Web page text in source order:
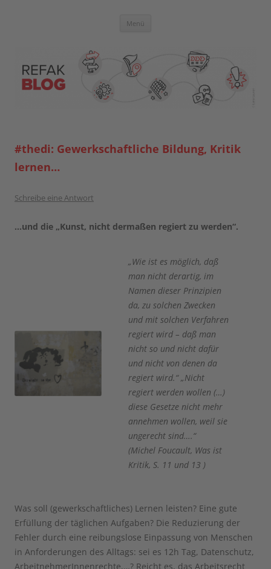
Blog der Referent:innen Akademie
Menü
#thedi: Gewerkschaftliche Bildung, Kritik
lernen…
Schreibe eine Antwort
…und die „Kunst, nicht dermaßen regiert zu werden“.
„Wie ist es möglich, daß
man nicht derartig, im
Namen dieser Prinzipien
da, zu solchen Zwecken
und mit solchen Verfahren
regiert wird – daß man
nicht so und nicht dafür
und nicht von denen da
regiert wird.“ „Nicht
regiert werden wollen (…)
diese Gesetze nicht mehr
annehmen wollen, weil sie
ungerecht sind….“
(Michel Foucault, Was ist
Kritik, S. 11 und 13 )
Was soll (gewerkschaftliches) Lernen leisten? Eine gute
Erfüllung der täglichen Aufgaben? Die Reduzierung der
Fehler durch eine reibungslose Einpassung von Menschen
in Anforderungen des Alltags: sei es 12h Tag, Datenschutz,
ArbeitnehmerInnenrechte,…? Reicht es, das Arbeitsrecht